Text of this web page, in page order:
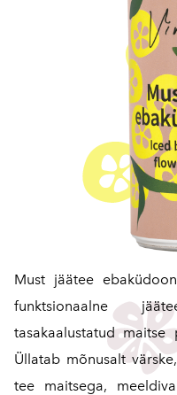
Must jäätee
funktsionaalne
tasakaalustatud
Üllatab mõnusalt
tee maitsega,